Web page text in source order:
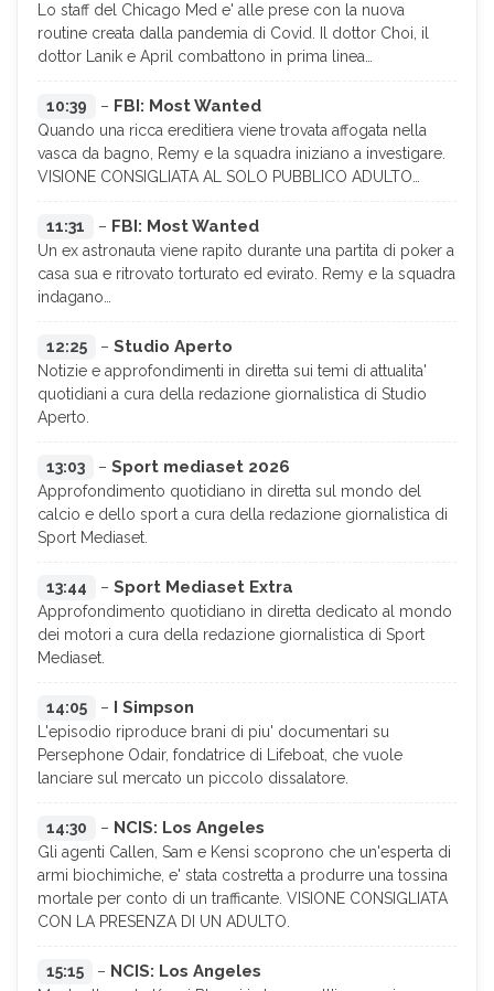
Lo staff del Chicago Med e' alle prese con la nuova
routine creata dalla pandemia di Covid. Il dottor Choi, il
dottor Lanik e April combattono in prima linea…
10:39 – FBI: Most Wanted
Quando una ricca ereditiera viene trovata affogata nella
vasca da bagno, Remy e la squadra iniziano a investigare.
VISIONE CONSIGLIATA AL SOLO PUBBLICO ADULTO…
11:31 – FBI: Most Wanted
Un ex astronauta viene rapito durante una partita di poker a
casa sua e ritrovato torturato ed evirato. Remy e la squadra
indagano…
12:25 – Studio Aperto
Notizie e approfondimenti in diretta sui temi di attualita'
quotidiani a cura della redazione giornalistica di Studio
Aperto.
13:03 – Sport mediaset 2026
Approfondimento quotidiano in diretta sul mondo del
calcio e dello sport a cura della redazione giornalistica di
Sport Mediaset.
13:44 – Sport Mediaset Extra
Approfondimento quotidiano in diretta dedicato al mondo
dei motori a cura della redazione giornalistica di Sport
Mediaset.
14:05 – I Simpson
L'episodio riproduce brani di piu' documentari su
Persephone Odair, fondatrice di Lifeboat, che vuole
lanciare sul mercato un piccolo dissalatore.
14:30 – NCIS: Los Angeles
Gli agenti Callen, Sam e Kensi scoprono che un'esperta di
armi biochimiche, e' stata costretta a produrre una tossina
mortale per conto di un trafficante. VISIONE CONSIGLIATA
CON LA PRESENZA DI UN ADULTO.
15:15 – NCIS: Los Angeles